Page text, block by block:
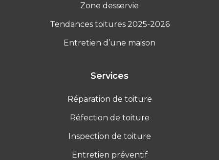
Zone desservie
Tendances toitures 2025-2026
Entretien d’une maison
Services
Réparation de toiture
Réfection de toiture
Inspection de toiture
Entretien préventif